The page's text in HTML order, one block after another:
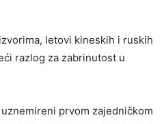
letovi kineskih i ruskih
razlog za zabrinutost u
prvom zajedničkom